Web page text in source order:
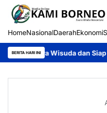
HomeNasionalDaerahEkonomi
BERITA HARI INI
dan Siap Jadi Teladan di